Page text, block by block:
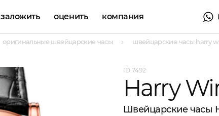
заложить оценить компания
оригинальные швейцарские часы швейцарские часы harry
7492
Harry
Швейцарские часы